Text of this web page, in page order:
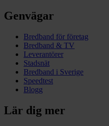
Genvägar
Bredband för företag
Bredband & TV
Leverantörer
Stadsnät
Bredband i Sverige
Speedtest
Blogg
Lär dig mer